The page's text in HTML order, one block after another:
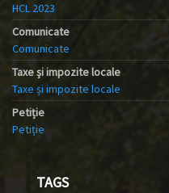
HCL 2023
Comunicate
Comunicate
Taxe și impozite locale
Taxe și impozite locale
Petiție
Petiție
TAGS